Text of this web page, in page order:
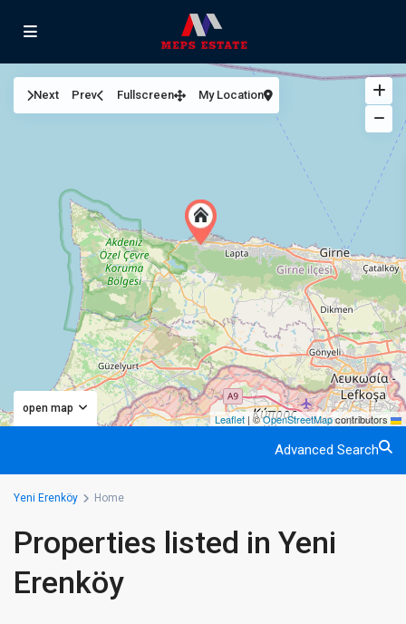
| ©OpenStreetMapcontributors
open map
My Location
Fullscreen
Prev
Next
Advanced Search
Home
Yeni Erenköy
Properties listed in Yeni
Erenköy